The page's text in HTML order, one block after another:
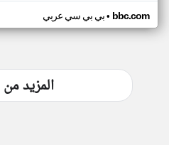
بي بي سي عربي• bbc.com
المزيد من